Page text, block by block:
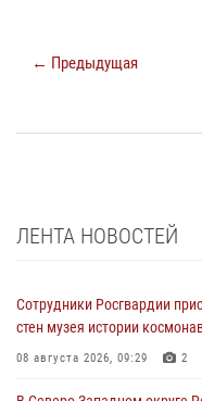
← Предыдущая
ЛЕНТА НОВОСТЕЙ
Сотрудники Росгвардии
стен музея истории
08 августа 2026, 09:29 2